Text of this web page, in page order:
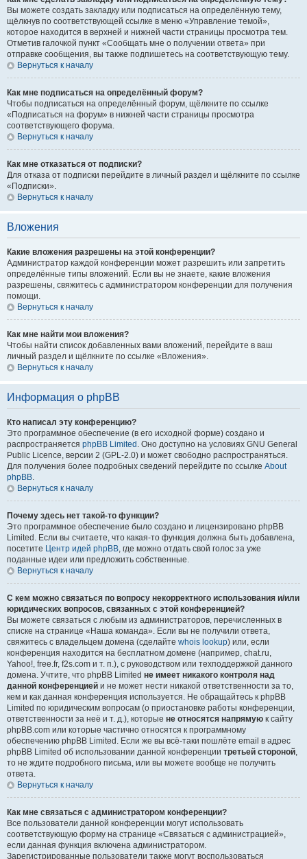
Вы можете создать закладку или подписаться на определённую тему,
щёлкнув по соответствующей ссылке в меню «Управление темой»,
которое находится в верхней и нижней части страницы просмотра тем.
Отметив галочкой пункт «Сообщать мне о получении ответа» при
отправке сообщения, вы также подпишетесь на соответствующую тему.
Вернуться к началу
Как мне подписаться на определённый форум?
Чтобы подписаться на определённый форум, щёлкните по ссылке
«Подписаться на форум» в нижней части страницы просмотра
соответствующего форума.
Вернуться к началу
Как мне отказаться от подписки?
Для отказа от подписки перейдите в личный раздел и щёлкните по ссылке
«Подписки».
Вернуться к началу
Вложения
Какие вложения разрешены на этой конференции?
Администратор каждой конференции может разрешить или запретить
определённые типы вложений. Если вы не знаете, какие вложения
разрешены, свяжитесь с администратором конференции для получения
помощи.
Вернуться к началу
Как мне найти мои вложения?
Чтобы найти список добавленных вами вложений, перейдите в ваш
личный раздел и щёлкните по ссылке «Вложения».
Вернуться к началу
Информация о phpBB
Кто написал эту конференцию?
Это программное обеспечение (в его исходной форме) создано и
распространяется phpBB Limited . Оно доступно на условиях GNU General
Public Licence, версии 2 (GPL-2.0) и может свободно распространяться.
Для получения более подробных сведений перейдите по ссылке About
phpBB.
Вернуться к началу
Почему здесь нет такой-то функции?
Это программное обеспечение было создано и лицензировано phpBB
Limited. Если вы считаете, что какая-то функция должна быть добавлена,
посетите Центр идей phpBB, где можно отдать свой голос за уже
поданные идеи или предложить собственные.
Вернуться к началу
С кем можно связаться по вопросу некорректного использования и/или
юридических вопросов, связанных с этой конференцией?
Вы можете связаться с любым из администраторов, перечисленных в
списке на странице «Наша команда». Если вы не получили ответа,
свяжитесь с владельцем домена (сделайте whois lookup) или, если
конференция находится на бесплатном домене (например, chat.ru,
Yahoo!, free.fr, f2s.com и т. п.), с руководством или техподдержкой данного
домена. Учтите, что phpBB Limited не имеет никакого контроля над
данной конференцией и не может нести никакой ответственности за то,
кем и как данная конференция используется. Не обращайтесь к phpBB
Limited по юридическим вопросам (о приостановке работы конференции,
ответственности за неё и т. д.), которые не относятся напрямую к сайту
phpBB.com или которые частично относятся к программному
обеспечению phpBB Limited. Если же вы всё-таки пошлёте email в адрес
phpBB Limited об использовании данной конференции третьей стороной,
то не ждите подробного письма, или вы можете вообще не получить
ответа.
Вернуться к началу
Как мне связаться с администратором конференции?
Все пользователи данной конференции могут использовать
соответствующую форму на странице «Связаться с администрацией»,
если данная функция включена администратором.
Зарегистрированные пользователи также могут воспользоваться